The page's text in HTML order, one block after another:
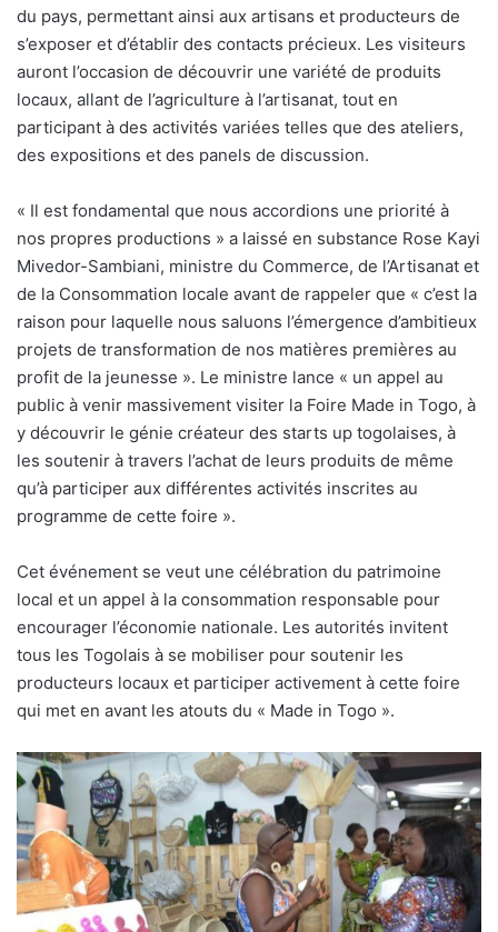
du pays, permettant ainsi aux artisans et producteurs de
s’exposer et d’établir des contacts précieux. Les visiteurs
auront l’occasion de découvrir une variété de produits
locaux, allant de l’agriculture à l’artisanat, tout en
participant à des activités variées telles que des ateliers,
des expositions et des panels de discussion.
« Il est fondamental que nous accordions une priorité à
nos propres productions » a laissé en substance Rose Kayi
Mivedor-Sambiani, ministre du Commerce, de l’Artisanat et
de la Consommation locale avant de rappeler que « c’est la
raison pour laquelle nous saluons l’émergence d’ambitieux
projets de transformation de nos matières premières au
profit de la jeunesse ». Le ministre lance « un appel au
public à venir massivement visiter la Foire Made in Togo, à
y découvrir le génie créateur des starts up togolaises, à
les soutenir à travers l’achat de leurs produits de même
qu’à participer aux différentes activités inscrites au
programme de cette foire ».
Cet événement se veut une célébration du patrimoine
local et un appel à la consommation responsable pour
encourager l’économie nationale. Les autorités invitent
tous les Togolais à se mobiliser pour soutenir les
producteurs locaux et participer activement à cette foire
qui met en avant les atouts du « Made in Togo ».